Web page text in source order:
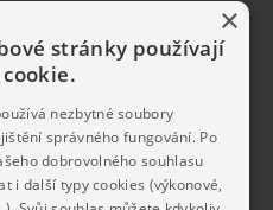
×
stránky používají
nezbytné soubory
správného fungování. Po
dobrovolného souhlasu
i další typy cookies (výkonové,